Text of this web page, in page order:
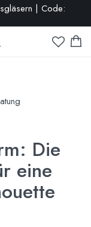
| Code:
Die
eine